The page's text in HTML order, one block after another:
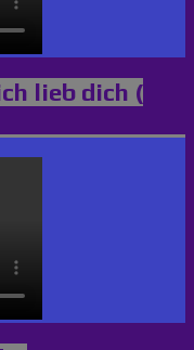
lieb dich (